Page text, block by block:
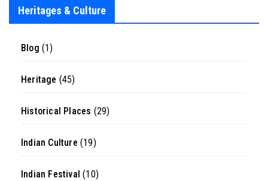
Heritages & Culture
Blog (1)
Heritage (45)
Historical Places (29)
Indian Culture (19)
Indian Festival (10)